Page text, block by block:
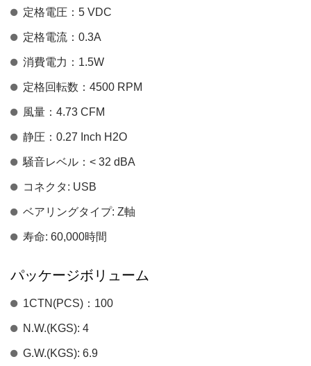
定格電圧：5 VDC
定格電流：0.3A
消費電力：1.5W
定格回転数：4500 RPM
風量：4.73 CFM
静圧：0.27 Inch H2O
騒音レベル：< 32 dBA
コネクタ: USB
ベアリングタイプ: Z軸
寿命: 60,000時間
パッケージボリューム
1CTN(PCS)：100
N.W.(KGS): 4
G.W.(KGS): 6.9